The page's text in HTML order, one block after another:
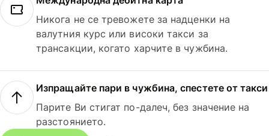
Никога не се тревожете за надценки на
валутния курс или високи такси за
трансакции, когато харчите в чужбина.
Изпращайте пари в чужбина, спестете от такси
Парите Ви стигат по-далеч, без значение на
разстоянието.